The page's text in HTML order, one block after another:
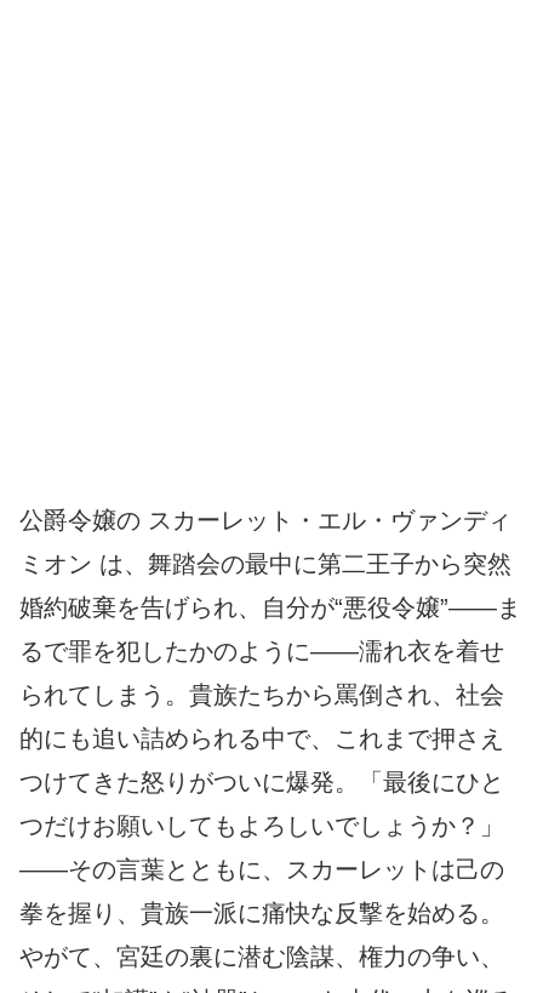
公爵令嬢の スカーレット・エル・ヴァンディ
ミオン は、舞踏会の最中に第二王子から突然
婚約破棄を告げられ、自分が“悪役令嬢”――ま
るで罪を犯したかのように――濡れ衣を着せ
られてしまう。貴族たちから罵倒され、社会
的にも追い詰められる中で、これまで押さえ
つけてきた怒りがついに爆発。「最後にひと
つだけお願いしてもよろしいでしょうか？」
――その言葉とともに、スカーレットは己の
拳を握り、貴族一派に痛快な反撃を始める。
やがて、宮廷の裏に潜む陰謀、権力の争い、